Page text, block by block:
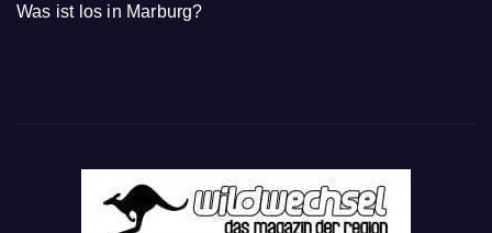
Was ist los in Marburg?